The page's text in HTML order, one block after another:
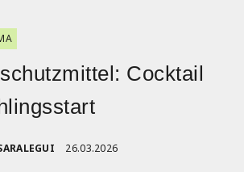
Cocktail
26.03.2026